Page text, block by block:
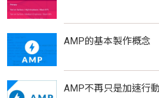
AMP的基本製作概念
AMP不再只是加速行